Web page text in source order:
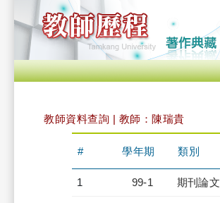
教師資料查詢 | 教師：陳瑞貴
# 學年期 類別
1 99-1 期刊論文